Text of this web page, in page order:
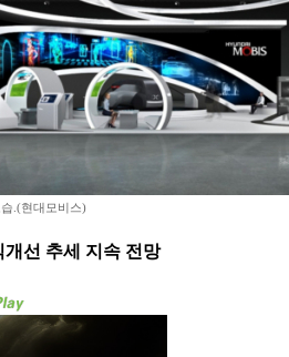
.(현대모비스)
선 추세 지속 전망